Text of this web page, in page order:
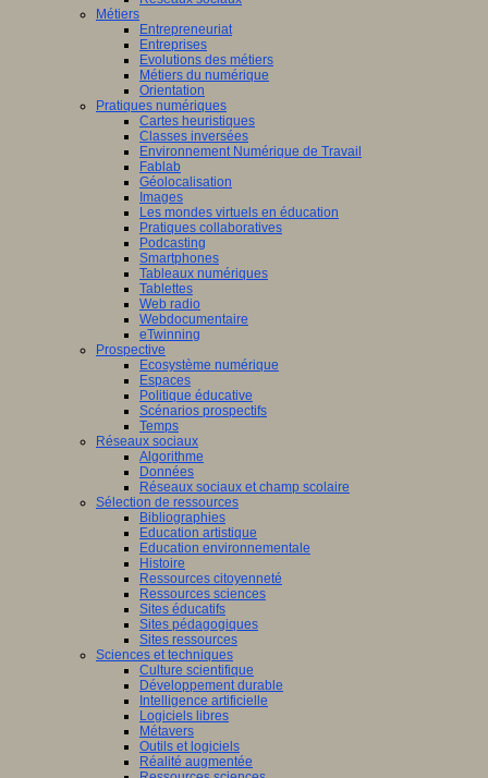
Métiers
Entrepreneuriat
Entreprises
Evolutions des métiers
Métiers du numérique
Orientation
Pratiques numériques
Cartes heuristiques
Classes inversées
Environnement Numérique de Travail
Fablab
Géolocalisation
Images
Les mondes virtuels en éducation
Pratiques collaboratives
Podcasting
Smartphones
Tableaux numériques
Tablettes
Web radio
Webdocumentaire
eTwinning
Prospective
Ecosystème numérique
Espaces
Politique éducative
Scénarios prospectifs
Temps
Réseaux sociaux
Algorithme
Données
Réseaux sociaux et champ scolaire
Sélection de ressources
Bibliographies
Education artistique
Education environnementale
Histoire
Ressources citoyenneté
Ressources sciences
Sites éducatifs
Sites pédagogiques
Sites ressources
Sciences et techniques
Culture scientifique
Développement durable
Intelligence artificielle
Logiciels libres
Métavers
Outils et logiciels
Réalité augmentée